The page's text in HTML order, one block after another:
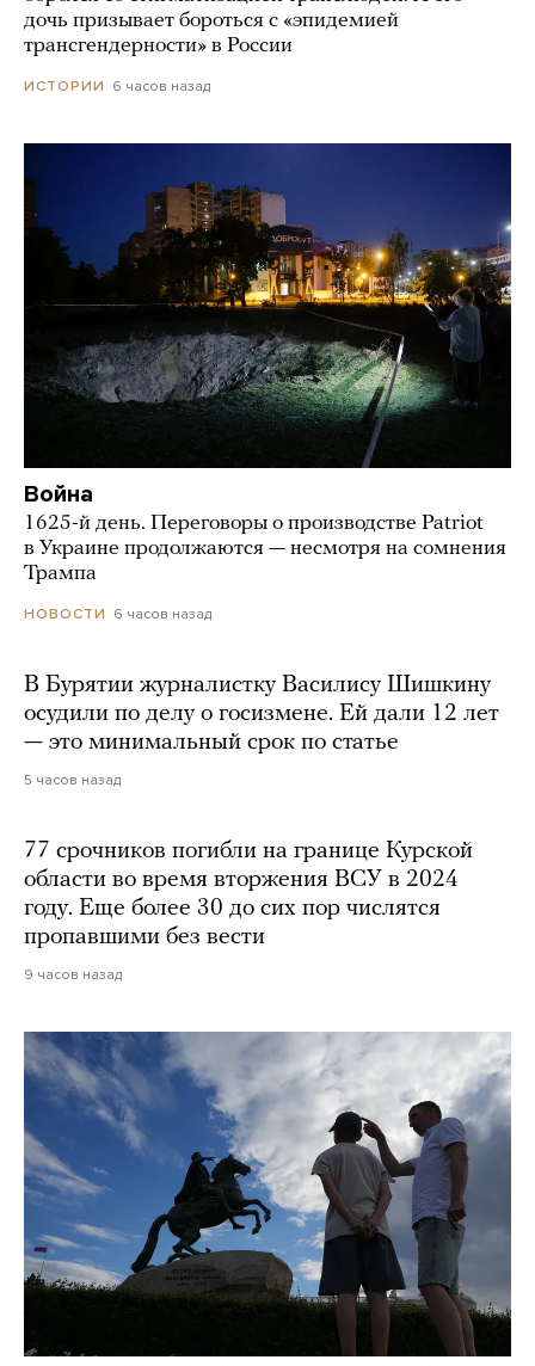
дочь призывает бороться с «эпидемией
трансгендерности» в России
ИСТОРИИ 6 часов назад
Война
1625-й день. Переговоры о производстве Patriot
в Украине продолжаются — несмотря на сомнения
Трампа
НОВОСТИ 6 часов назад
В Бурятии журналистку Василису Шишкину
осудили по делу о госизмене. Ей дали 12 лет
— это минимальный срок по статье
5 часов назад
77 срочников погибли на границе Курской
области во время вторжения ВСУ в 2024
году. Еще более 30 до сих пор числятся
пропавшими без вести
9 часов назад